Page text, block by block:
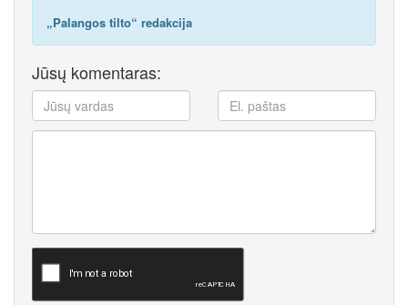
„Palangos tilto“ redakcija
Jūsų komentaras: